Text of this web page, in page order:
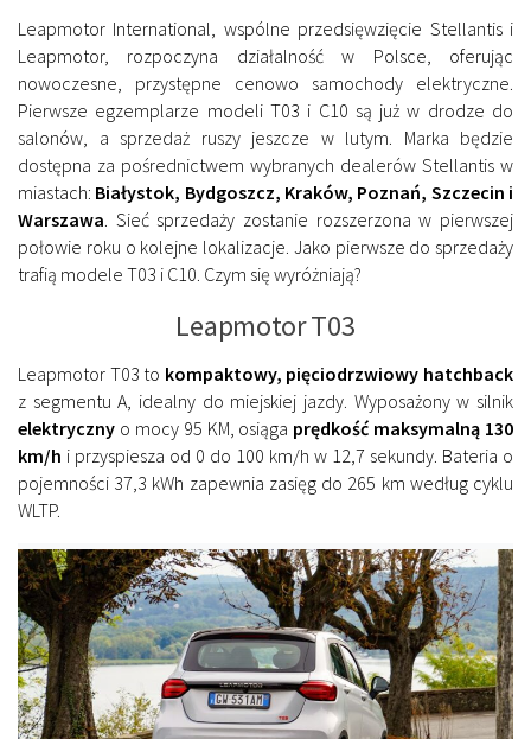
Leapmotor International, wspólne przedsięwzięcie Stellantis i
Leapmotor, rozpoczyna działalność w Polsce, oferując
nowoczesne, przystępne cenowo samochody elektryczne.
Pierwsze egzemplarze modeli T03 i C10 są już w drodze do
salonów, a sprzedaż ruszy jeszcze w lutym. Marka będzie
dostępna za pośrednictwem wybranych dealerów Stellantis w
miastach: Białystok, Bydgoszcz, Kraków, Poznań, Szczecin i
Warszawa . Sieć sprzedaży zostanie rozszerzona w pierwszej
połowie roku o kolejne lokalizacje. Jako pierwsze do sprzedaży
trafią modele T03 i C10. Czym się wyróżniają?
Leapmotor T03
Leapmotor T03 to kompaktowy, pięciodrzwiowy hatchback
z segmentu A, idealny do miejskiej jazdy. Wyposażony w silnik
elektryczny o mocy 95 KM, osiąga prędkość maksymalną 130
km/h i przyspiesza od 0 do 100 km/h w 12,7 sekundy. Bateria o
pojemności 37,3 kWh zapewnia zasięg do 265 km według cyklu
WLTP.